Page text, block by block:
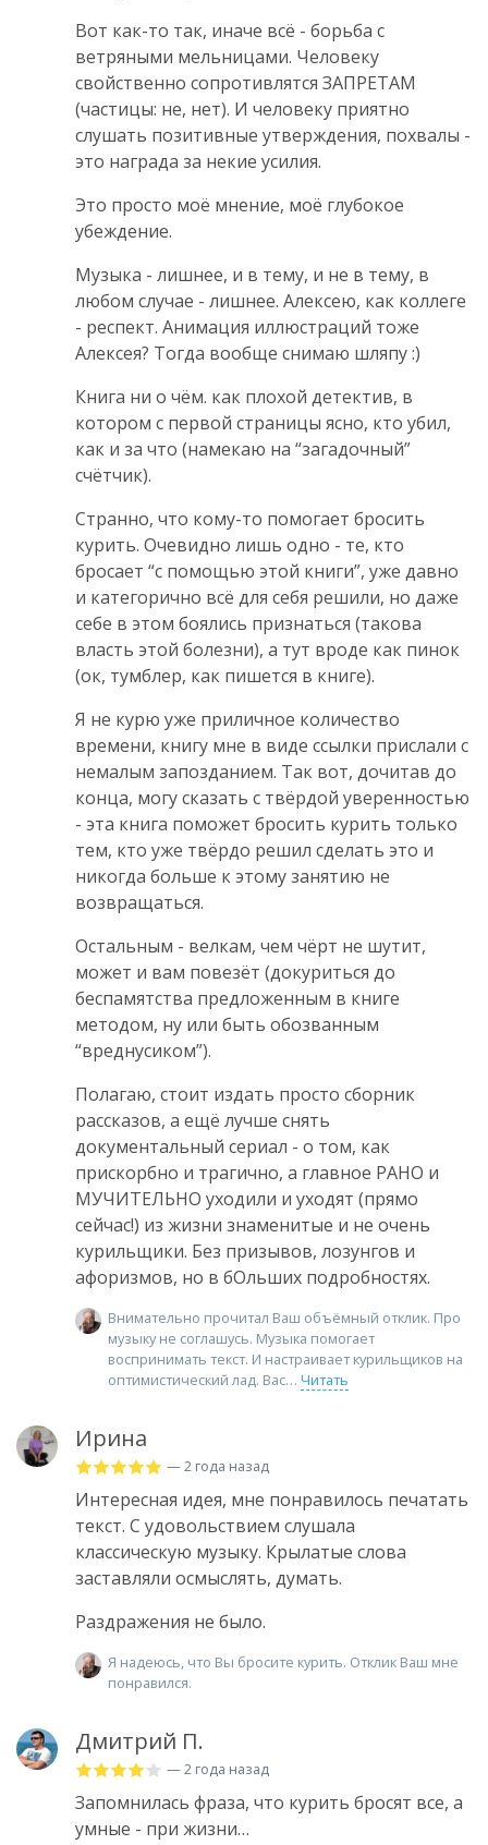
Вот как-то так, иначе всё - борьба с
ветряными мельницами. Человеку
свойственно сопротивлятся ЗАПРЕТАМ
(частицы: не, нет). И человеку приятно
слушать позитивные утверждения, похвалы -
это награда за некие усилия.
Это просто моё мнение, моё глубокое
убеждение.
Музыка - лишнее, и в тему, и не в тему, в
любом случае - лишнее. Алексею, как коллеге
- респект. Анимация иллюстраций тоже
Алексея? Тогда вообще снимаю шляпу :)
Книга ни о чём. как плохой детектив, в
котором с первой страницы ясно, кто убил,
как и за что (намекаю на “загадочный”
счётчик).
Странно, что кому-то помогает бросить
курить. Очевидно лишь одно - те, кто
бросает “с помощью этой книги”, уже давно
и категорично всё для себя решили, но даже
себе в этом боялись признаться (такова
власть этой болезни), а тут вроде как пинок
(ок, тумблер, как пишется в книге).
Я не курю уже приличное количество
времени, книгу мне в виде ссылки прислали с
немалым запозданием. Так вот, дочитав до
конца, могу сказать с твёрдой уверенностью
- эта книга поможет бросить курить только
тем, кто уже твёрдо решил сделать это и
никогда больше к этому занятию не
возвращаться.
Остальным - велкам, чем чёрт не шутит,
может и вам повезёт (докуриться до
беспамятства предложенным в книге
методом, ну или быть обозванным
“вреднусиком”).
Полагаю, стоит издать просто сборник
рассказов, а ещё лучше снять
документальный сериал - о том, как
прискорбно и трагично, а главное РАНО и
МУЧИТЕЛЬНО уходили и уходят (прямо
сейчас!) из жизни знаменитые и не очень
курильщики. Без призывов, лозунгов и
афоризмов, но в бОльших подробностях.
Внимательно прочитал Ваш объёмный отклик. Про
музыку не соглашусь. Музыка помогает
воспринимать текст. И настраивает курильщиков на
оптимистический лад. Вас
Читать
Ирина
— 2 года назад
Интересная идея, мне понравилось печатать
текст. С удовольствием слушала
классическую музыку. Крылатые слова
заставляли осмыслять, думать.
Раздражения не было.
Я надеюсь, что Вы бросите курить. Отклик Ваш мне
понравился.
Дмитрий П.
— 2 года назад
Запомнилась фраза, что курить бросят все, а
умные - при жизни…